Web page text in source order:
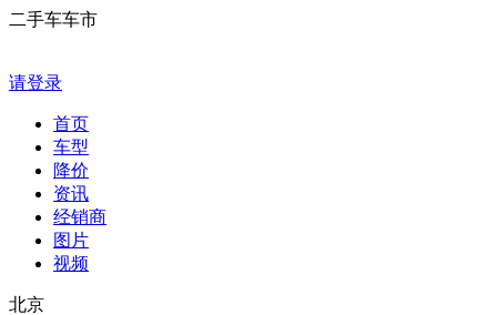
二手车车市
请登录
首页
车型
降价
资讯
经销商
图片
视频
北京